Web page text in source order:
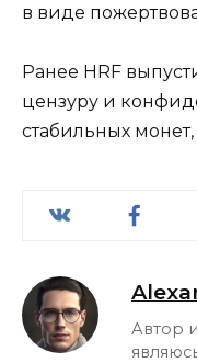
в виде
Ранее HRF
цензуру и
стабильных
Автор